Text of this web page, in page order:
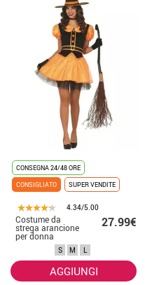
CONSEGNA 24/48 ORE
CONSIGLIATO
SUPER VENDITE
4.34/5.00
Costume da
strega arancione
per donna
27.99€
S M L
AGGIUNGI